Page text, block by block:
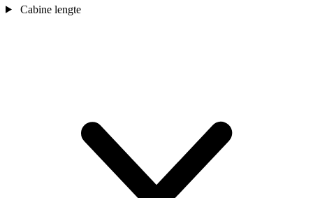
Cabine lengte